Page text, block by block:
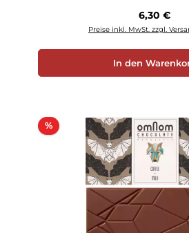
Regulärer
6,30 €
Preise inkl. MwSt. zzgl.
In den
%Rabatt